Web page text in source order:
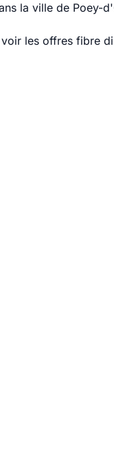
la ville de
les offres fibre